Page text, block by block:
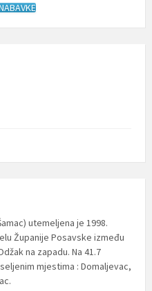
utemeljena je 1998.
Županije Posavske između
na zapadu. Na 41.7
mjestima : Domaljevac,